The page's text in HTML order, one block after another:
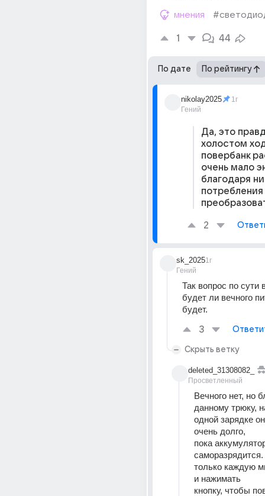
мнения
1 44
По дате По рейтингу
nikolay2025
Гений
1г
Да, это
холостом
повербанк
очень мало
благодаря
2
sk_2025
Гений
1г
Так вопрос по сути
будет ли вечного
будет.
3
Скрыть ветку
deleted_31308082_
Просветленный
Вечного нет, но
данному трюку,
одной зарядке
очень долго,
пока
только каждую
и нажимать
кнопку, чтобы